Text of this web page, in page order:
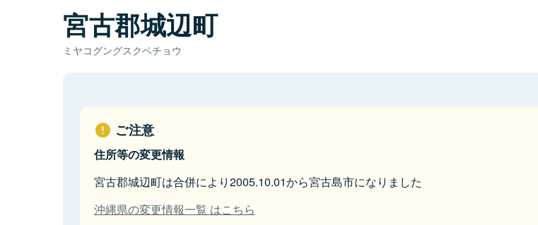
宮古郡城辺町
ミヤコグングスクベチョウ
ご注意
住所等の変更情報
宮古郡城辺町は合併により2005.10.01から宮古島市になりました
沖縄県の変更情報一覧 はこちら